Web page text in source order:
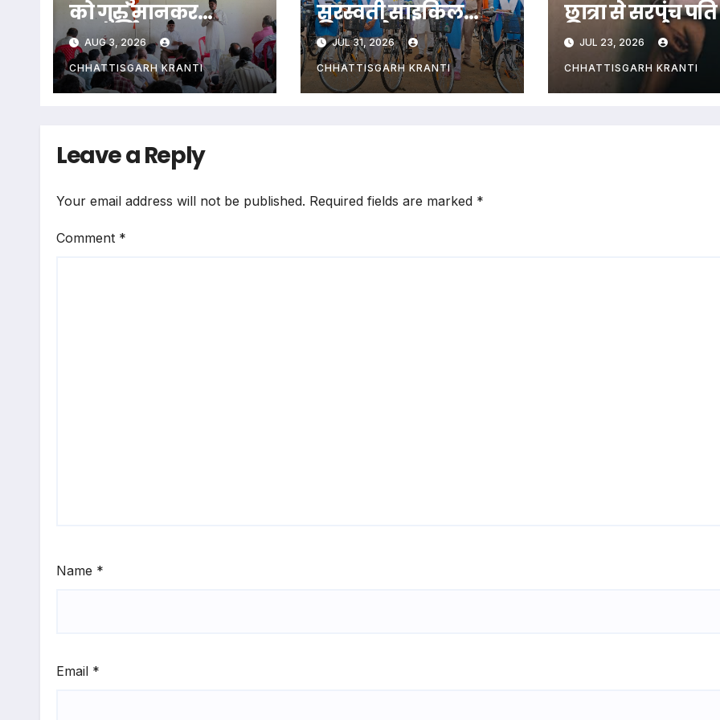
को गुरु मानकर
गुरुपूर्णिमा पर पूजन,
संघ का आह्वान
AUG 3, 2026
CHHATTISGARH KRANTI
सरस्वती साइकिल
वितरण के साथ
पौधरोपण महोत्सव
संपन्न
JUL 31, 2026
CHHATTISGARH KRANTI
छात्रा से सरपंच
किया दुष्कर्म
JUL 23, 2026
CHHATTISGARH KRANTI
Leave a Reply
Your email address will not be published. Required fields are marked *
Comment *
Name *
Email *